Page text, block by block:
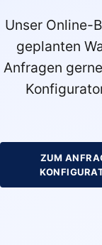
Unser Online-
geplanten
Anfragen
ZUM